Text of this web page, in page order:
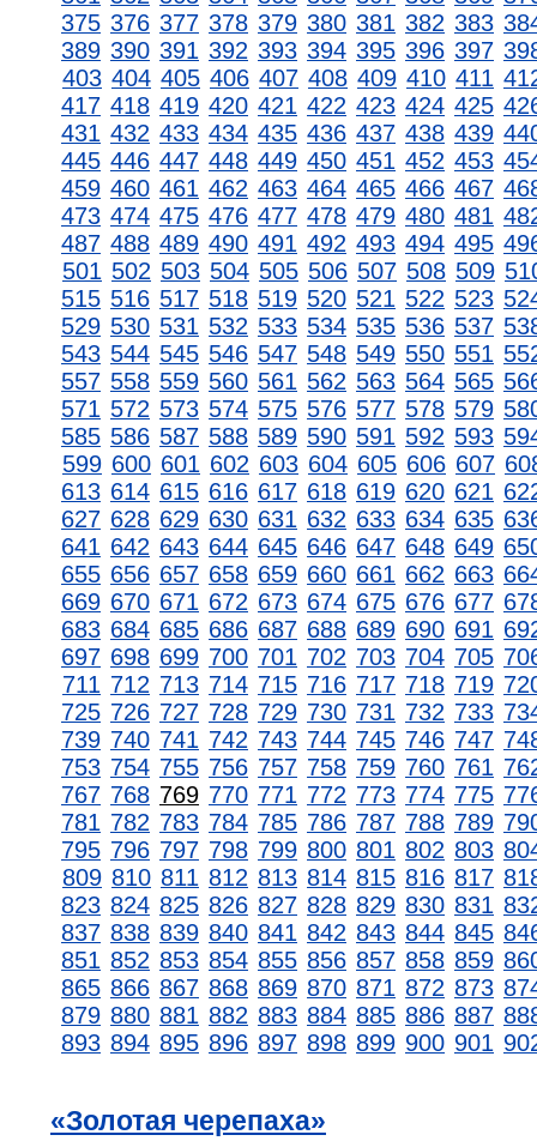
375 376 377 378 379 380 381 382 383
389 390 391 392 393 394 395 396 397
403 404 405 406 407 408 409 410 411
417 418 419 420 421 422 423 424 425
431 432 433 434 435 436 437 438 439
445 446 447 448 449 450 451 452 453
459 460 461 462 463 464 465 466 467
473 474 475 476 477 478 479 480 481
487 488 489 490 491 492 493 494 495
501 502 503 504 505 506 507 508 509
515 516 517 518 519 520 521 522 523
529 530 531 532 533 534 535 536 537
543 544 545 546 547 548 549 550 551
557 558 559 560 561 562 563 564 565
571 572 573 574 575 576 577 578 579
585 586 587 588 589 590 591 592 593
599 600 601 602 603 604 605 606 607
613 614 615 616 617 618 619 620 621
627 628 629 630 631 632 633 634 635
641 642 643 644 645 646 647 648 649
655 656 657 658 659 660 661 662 663
669 670 671 672 673 674 675 676 677
683 684 685 686 687 688 689 690 691
697 698 699 700 701 702 703 704 705
711 712 713 714 715 716 717 718 719
725 726 727 728 729 730 731 732 733
739 740 741 742 743 744 745 746 747
753 754 755 756 757 758 759 760 761
767 768 769 770 771 772 773 774 775
781 782 783 784 785 786 787 788 789
795 796 797 798 799 800 801 802 803
809 810 811 812 813 814 815 816 817
823 824 825 826 827 828 829 830 831
837 838 839 840 841 842 843 844 845
851 852 853 854 855 856 857 858 859
865 866 867 868 869 870 871 872 873
879 880 881 882 883 884 885 886 887
893 894 895 896 897 898 899 900 901
«Золотая черепаха»